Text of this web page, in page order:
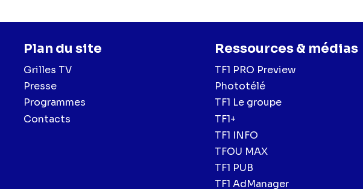
Plan du site
Grilles TV
Presse
Programmes
Contacts
Ressources & médias
TF1 PRO Preview
Phototélé
TF1 Le groupe
TF1+
TF1 INFO
TFOU MAX
TF1 PUB
TF1 AdManager